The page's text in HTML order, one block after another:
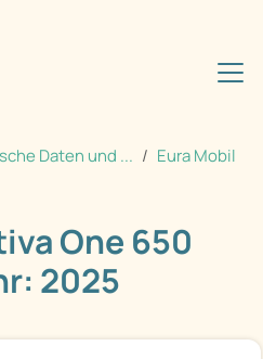
Daten und ...
Eura Mobil
One 650
2025